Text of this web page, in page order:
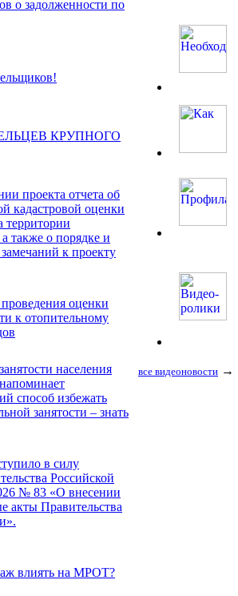
о задолженности по
КРУПНОГО
проекта отчета об
кадастровой оценки
территории
также о порядке и
к проекту
оценки
к отопительному
населения
способ избежать
занятости – знать
в силу
Российской
№ 83 «О внесении
акты Правительства
влиять на МРОТ?
все видеоновости →